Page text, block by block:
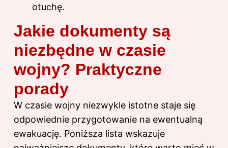
otuchę.
Jakie dokumenty są
niezbędne w czasie
wojny? Praktyczne
porady
W czasie wojny niezwykle istotne staje się
odpowiednie przygotowanie na ewentualną
ewakuację. Poniższa lista wskazuje